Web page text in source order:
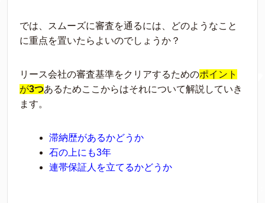
では、スムーズに審査を通るには、どのようなこと
に重点を置いたらよいのでしょうか？
リース会社の審査基準をクリアするためのポイント
が3つあるためここからはそれについて解説していき
ます。
滞納歴があるかどうか
石の上にも3年
連帯保証人を立てるかどうか